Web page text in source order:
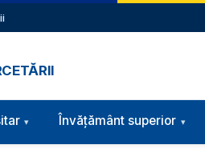
Învățământ superior